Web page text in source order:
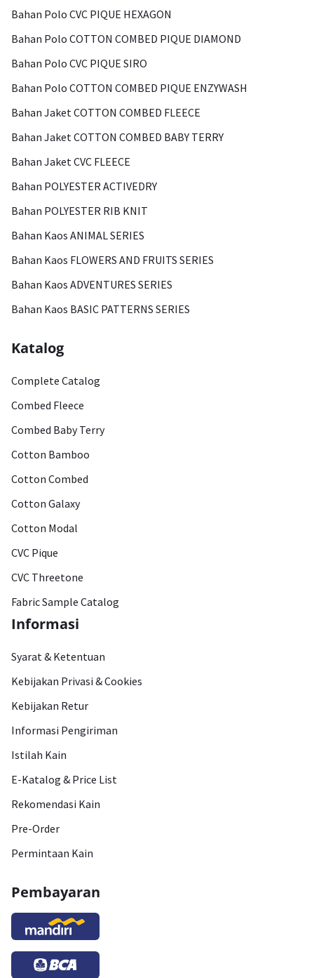
Bahan Polo CVC PIQUE HEXAGON
Bahan Polo COTTON COMBED PIQUE DIAMOND
Bahan Polo CVC PIQUE SIRO
Bahan Polo COTTON COMBED PIQUE ENZYWASH
Bahan Jaket COTTON COMBED FLEECE
Bahan Jaket COTTON COMBED BABY TERRY
Bahan Jaket CVC FLEECE
Bahan POLYESTER ACTIVEDRY
Bahan POLYESTER RIB KNIT
Bahan Kaos ANIMAL SERIES
Bahan Kaos FLOWERS AND FRUITS SERIES
Bahan Kaos ADVENTURES SERIES
Bahan Kaos BASIC PATTERNS SERIES
Katalog
Complete Catalog
Combed Fleece
Combed Baby Terry
Cotton Bamboo
Cotton Combed
Cotton Galaxy
Cotton Modal
CVC Pique
CVC Threetone
Fabric Sample Catalog
Informasi
Syarat & Ketentuan
Kebijakan Privasi & Cookies
Kebijakan Retur
Informasi Pengiriman
Istilah Kain
E-Katalog & Price List
Rekomendasi Kain
Pre-Order
Permintaan Kain
Pembayaran